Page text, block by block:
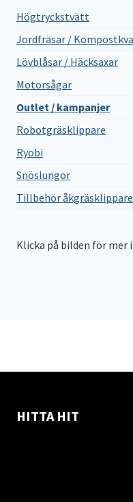
Högtryckstvätt
Jordfräsar /
Lövblåsar / Häcksaxar
Motorsågar
Outlet / kampanjer
Robotgräsklippare
Ryobi
Snöslungor
Tillbehör åkgräsklippare
Klicka på bilden för mer
HITTA HIT